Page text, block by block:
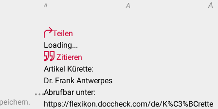
A A A
Teilen
Loading...
Zitieren
Artikel Kürette:
Dr. Frank Antwerpes
Abrufbar unter:
https://flexikon.doccheck.com/de/K%C3%BCrette